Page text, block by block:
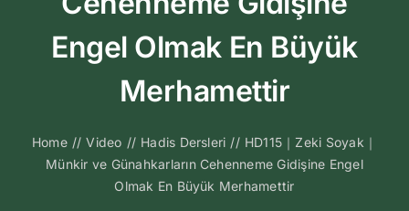
Video
Medya
Engel Olmak En Büyük
Merhamettir
Home // Video // Hadis Dersleri // HD115｜Zeki Soyak｜
Münkir ve Günahkarların Cehenneme Gidişine Engel
Olmak En Büyük Merhamettir